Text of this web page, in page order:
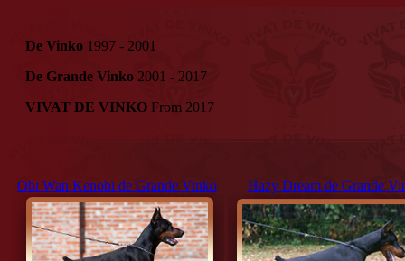
De Vinko 1997 - 2001
De Grande Vinko 2001 - 2017
VIVAT DE VINKO From 2017
Obi Wan Kenobi de Grande Vinko Hazy Dream de Grande